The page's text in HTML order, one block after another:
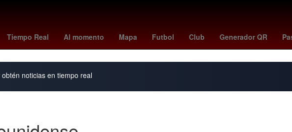
Tiempo Real Al momento Mapa Futbol Club Generador QR
loteria Argentina Harry Styles Yoko Taro el universal mexico siete
noticias en tiempo real